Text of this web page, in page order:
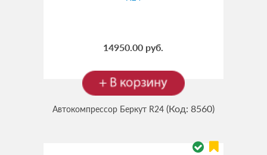
14950.00 руб.
Автокомпрессор Беркут R24 (Код: 8560)